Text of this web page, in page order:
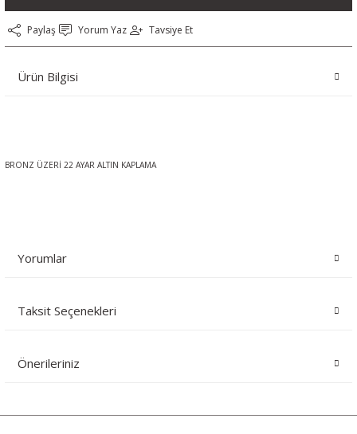
Yorum Yaz Tavsiye Et
Paylaş
Ürün Bilgisi
BRONZ ÜZERİ 22 AYAR ALTIN KAPLAMA
Yorumlar
Bu ürüne ilk yorumu siz yapın!
Taksit Seçenekleri
Önerileriniz
yetersiz gördüğünüz noktaları öneri formunu kullanarak tarafımıza